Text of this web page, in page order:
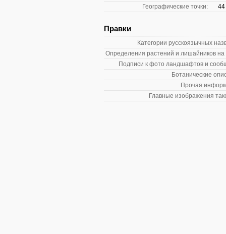
Географические точки:
44
Правки
Категории русскоязычных
Определения растений и лишайников
Подписи к фото ландшафтов и
Ботанические
Прочая
Главные изображения